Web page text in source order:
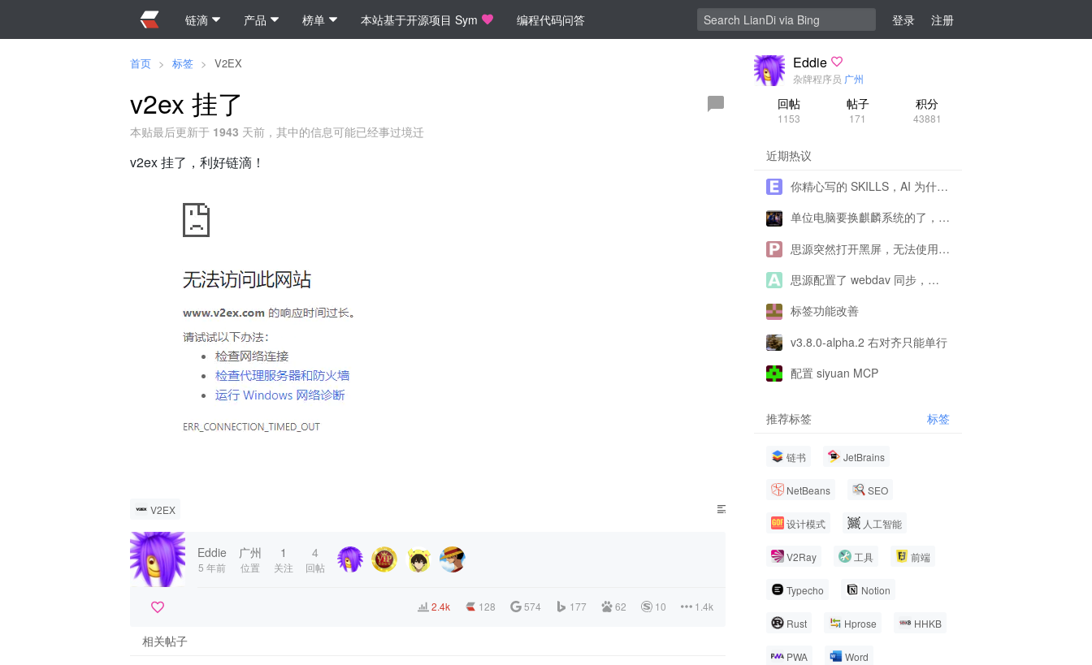
链滴 产品 榜单 本站基于开源项目 Sym 编程代码问答 登录 注册
首页 > 标签 > V2EX
v2ex 挂了
本贴最后更新于 1943 天前，其中的信息可能已经事过境迁
v2ex 挂了，利好链滴！
V2EX
Eddie
5 年前
广州
位置
1
关注
4
回帖
2.4k 128 574 177 62 10 1.4k
相关帖子
Eddie
杂牌程序员 广州
回帖
1153
帖子
171
积分
43881
近期热议
你精心写的 SKILLS，AI 为什么不用、错用？
单位电脑要换麒麟系统的了，思源还能用了吗？
思源突然打开黑屏，无法使用求帮助！
思源配置了 webdav 同步，为什么一直提示配置有问题呀？
标签功能改善
v3.8.0-alpha.2 右对齐只能单行
配置 siyuan MCP
推荐标签 标签
链书 JetBrains
NetBeans SEO
设计模式 人工智能
V2Ray 工具 前端
Typecho Notion
Rust Hprose HHKB
PWA Word